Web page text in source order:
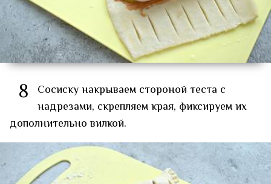
8
Сосиску накрываем стороной теста с
надрезами, скрепляем края, фиксируем их
дополнительно вилкой.